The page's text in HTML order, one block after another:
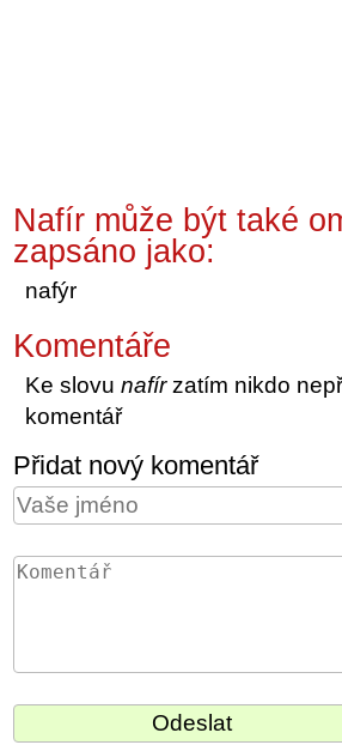
Nafír může být také
zapsáno jako:
nafýr
Komentáře
Ke slovunafírzatím nikdo
komentář
Přidat nový komentář